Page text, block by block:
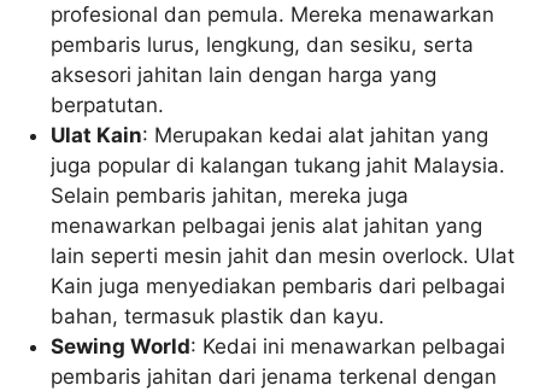
profesional dan pemula. Mereka menawarkan
pembaris lurus, lengkung, dan sesiku, serta
aksesori jahitan lain dengan harga yang
berpatutan.
Ulat Kain: Merupakan kedai alat jahitan yang
juga popular di kalangan tukang jahit Malaysia.
Selain pembaris jahitan, mereka juga
menawarkan pelbagai jenis alat jahitan yang
lain seperti mesin jahit dan mesin overlock. Ulat
Kain juga menyediakan pembaris dari pelbagai
bahan, termasuk plastik dan kayu.
Sewing World: Kedai ini menawarkan pelbagai
pembaris jahitan dari jenama terkenal dengan